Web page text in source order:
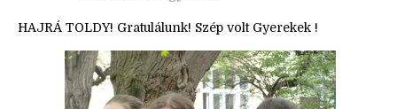
HAJRÁ TOLDY! Gratulálunk! Szép volt Gyerekek !